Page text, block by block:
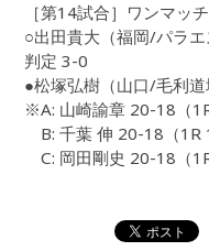
［第14試合］ワンマッ
○出田貴大（福岡/パラエ
判定 3-0
●松塚弘樹（山口/毛利道
※A: 山崎諭章 20-18（
B: 千葉 伸 20-18（1R
C: 岡田剛史 20-18（